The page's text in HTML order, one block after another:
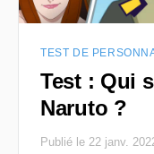
TEST DE
Test : Qui
Naruto ?
Publié le 22 janv.